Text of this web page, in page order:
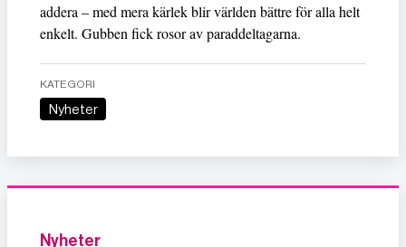
addera – med mera kärlek blir världen bättre för alla helt
enkelt. Gubben fick rosor av paraddeltagarna.
KATEGORI
Nyheter
Nyheter